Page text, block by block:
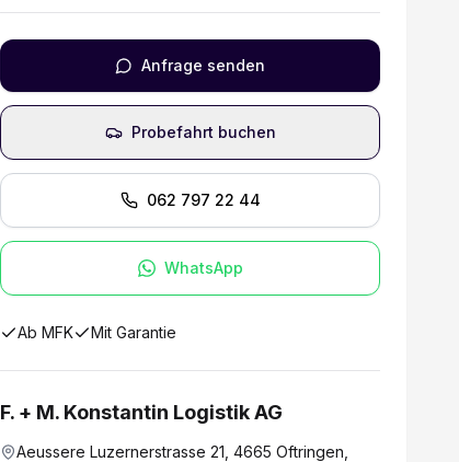
Anfrage senden
Probefahrt buchen
062 797 22 44
WhatsApp
Ab MFK Mit Garantie
F. + M. Konstantin Logistik AG
Aeussere Luzernerstrasse 21, 4665 Oftringen,